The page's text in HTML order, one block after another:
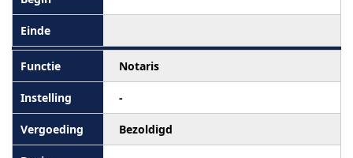
Notaris
-
Bezoldigd